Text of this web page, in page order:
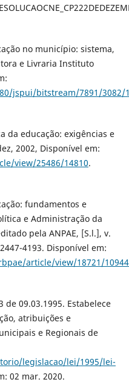
no município: sistema,
e Livraria Instituto
jspui/bitstream/7891/3082/1/
da educação: exigências e
2002, Disponível em:
view/25486/14810.
fundamentos e
e Administração da
pela ANPAE, [S.l.], v.
4193. Disponível em:
article/view/18721/10944
de 09.03.1995. Estabelece
atribuições e
e Regionais de
legislacao/lei/1995/lei-
02 mar. 2020.